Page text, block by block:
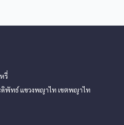
รี่
พัทธ์ แขวงพญาไท เขตพญาไท